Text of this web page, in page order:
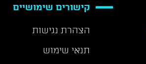
קישורים שימושיים
הצהרת נגישות
תנאי שימוש